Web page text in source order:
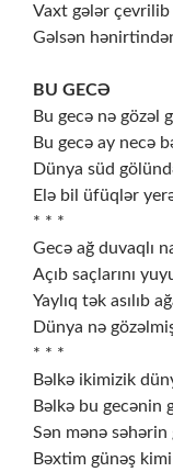
Vaxt gələr
Gəlsən
BU GECƏ
Bu gecə nə gözəl
Bu gecə ay necə
Dünya süd
Elə bil üfüqlər
* * *
Gecə ağ duvaqlı
Açıb saçlarını
Yaylıq tək asılıb
Dünya nə
* * *
Bəlkə ikimizik
Bəlkə bu gecənin
Sən mənə
Bəxtim günəş